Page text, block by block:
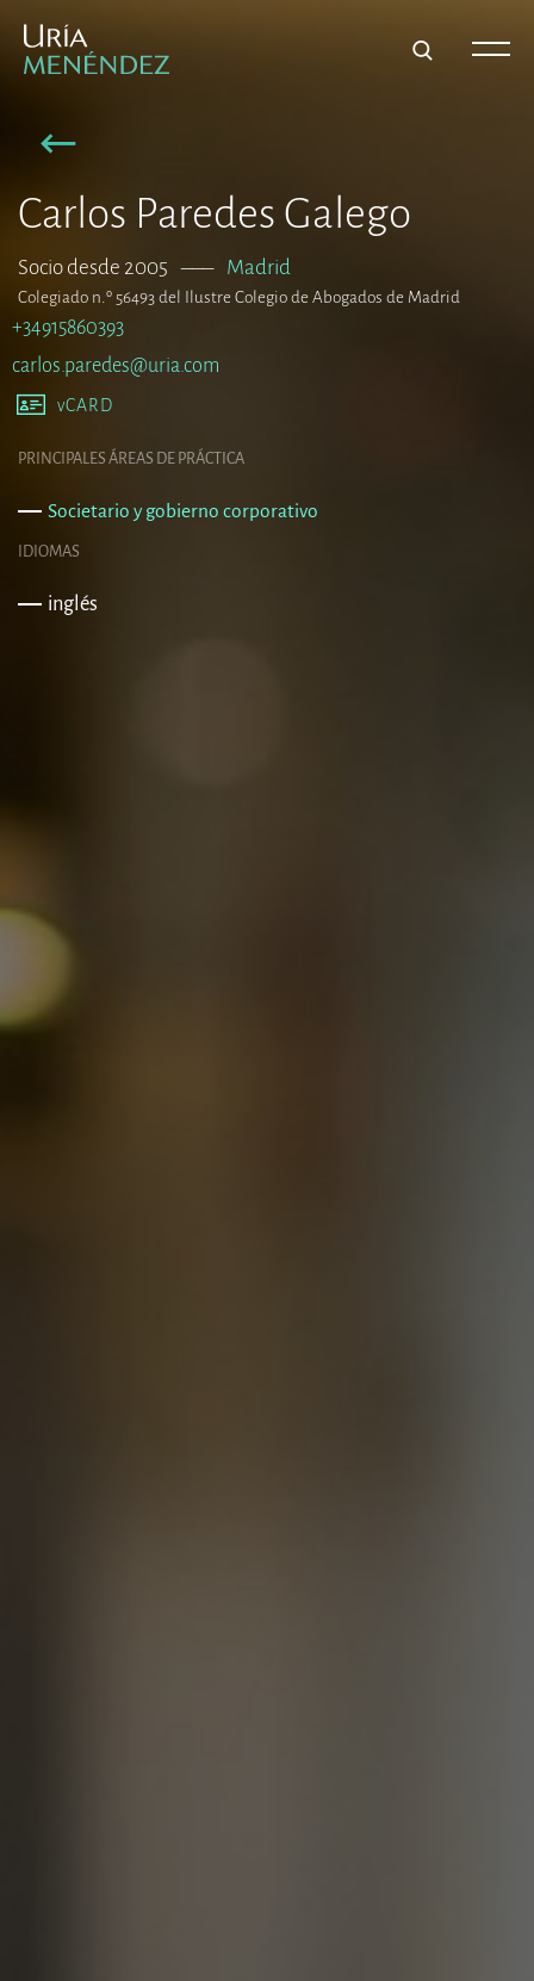
Carlos Paredes Galego
Socio desde 2005 ––– Madrid
Colegiado n.º 56493 del Ilustre Colegio de Abogados de Madrid
+34915860393
carlos.paredes@uria.com
vCARD
PRINCIPALES ÁREAS DE PRÁCTICA
Societario y gobierno corporativo
IDIOMAS
inglés